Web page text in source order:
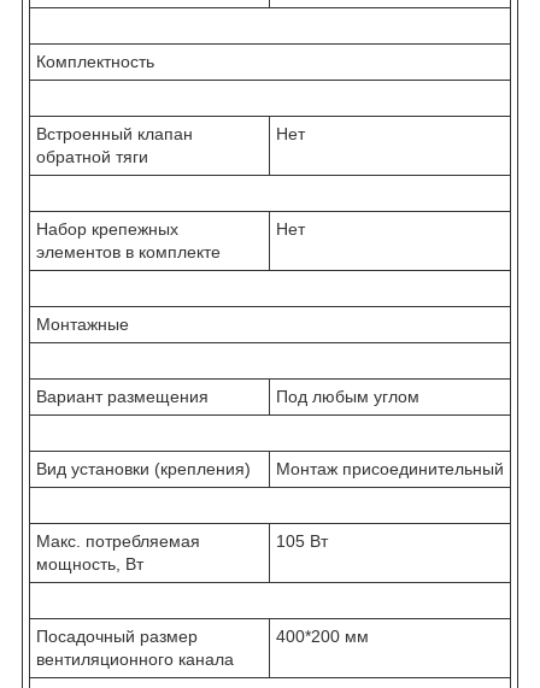
Комплектность
Встроенный клапан
обратной тяги
Нет
Набор крепежных
элементов в комплекте
Нет
Монтажные
Вариант размещения Под любым углом
Вид установки (крепления) Монтаж присоединительный
Макс. потребляемая
мощность, Вт
105 Вт
Посадочный размер
вентиляционного канала
400*200 мм